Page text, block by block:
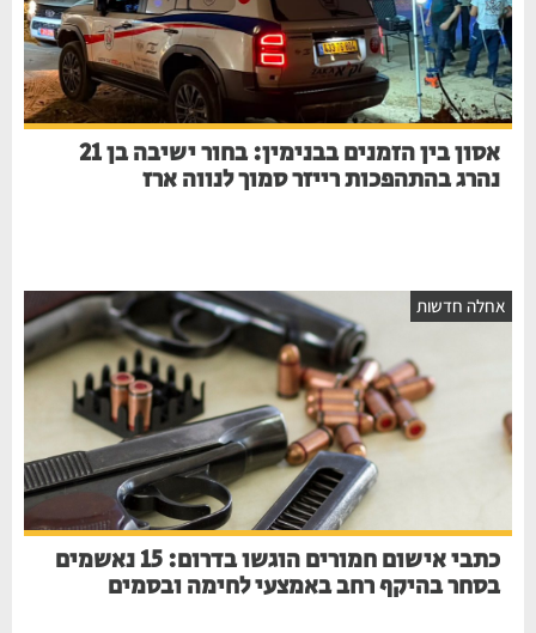
אסון בין הזמנים בבנימין: בחור ישיבה בן 21
נהרג בהתהפכות רייזר סמוך לנווה ארז
חדשות
כתבי אישום חמורים הוגשו בדרום: 15 נאשמים
בסחר בהיקף רחב באמצעי לחימה ובסמים